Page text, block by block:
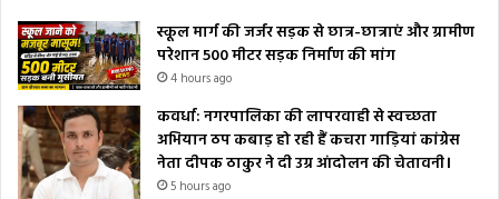
स्कूल मार्ग की जर्जर सड़क से छात्र-छात्राएं और ग्रामीण
परेशान 500 मीटर सड़क निर्माण की मांग
4 hours ago
कवर्धा: नगरपालिका की लापरवाही से स्वच्छता
अभियान ठप कबाड़ हो रही हैं कचरा गाड़ियां कांग्रेस
नेता दीपक ठाकुर ने दी उग्र आंदोलन की चेतावनी।
5 hours ago